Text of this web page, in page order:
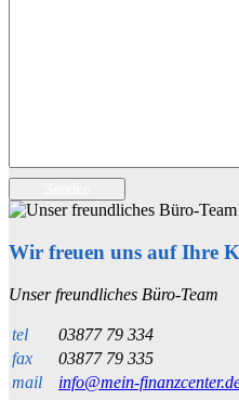
Wir freuen uns auf Ihre
Unser freundliches Büro-Team
tel
03877 79 334
fax
03877 79 335
mail
info@mein-